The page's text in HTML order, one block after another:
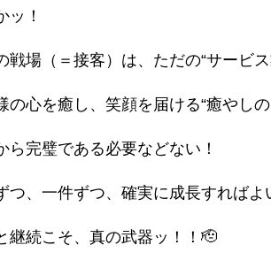
ッ！
戦場（＝接客）は、ただの“サービス
の心を癒し、笑顔を届ける“癒やし
ら完璧である必要などない！
つ、一件ずつ、確実に成長すればよ
継続こそ、真の武器ッ！！🫡